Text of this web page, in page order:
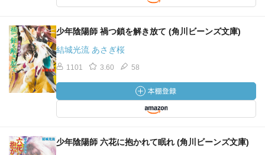
少年陰陽師 禍つ鎖を解き放て (角川ビーンズ文庫)
結城光流 あさぎ桜
1101 3.60 58
少年陰陽師 六花に抱かれて眠れ (角川ビーンズ文庫)